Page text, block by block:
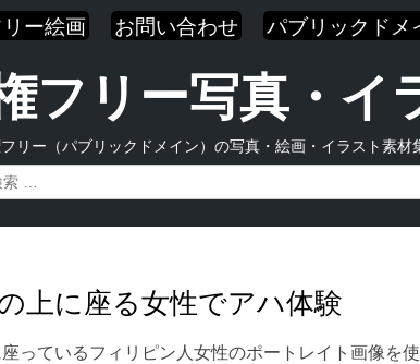
リー絵画 お問い合わせ パブリックドメ
フリー写真・イ
リー（パブリックドメイン）の写真・絵画・イラスト素材
上に座る女性でアハ体験
ているフィリピン人女性のポートレイト画像を